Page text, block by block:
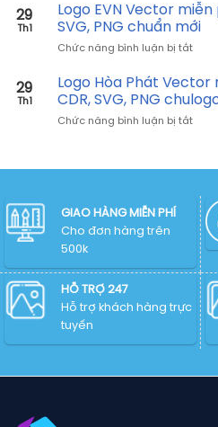
PNG
chuẩn
File
AI,
CDR,
PNG
miễn
–
File
EPS,
mới
29
Th1
Logo EVN Vector miễn
SVG, PNG chuẩn mới
Chức năng bình luận bị tắtở
EVN
Vector
miễn
phí
AI,
CDR,
SVG,
PNG
mới
29
Th1
Logo Hòa Phát Vector
CDR, SVG, PNG
Chức năng bình luận bị tắtở
miễn
phí
File
AI,
EPS,
CDR,
SVG,
PNG
chuẩn
GIAO HÀNG MIỄN PHÍ
Cho đơn hàng trên
500k
HỖ TRỢ 247
Hỗ trợ khách hàng trực
tuyến